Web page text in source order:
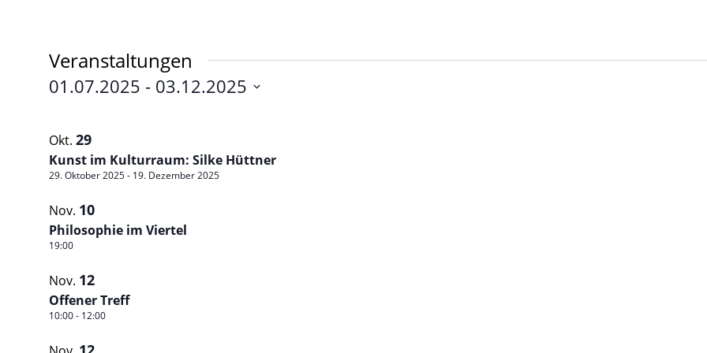
Veranstaltungen
01.07.2025 - 03.12.2025
of
Veranstaltungen
in
Photo
View
Okt. 29
Kunst im Kulturraum: Silke Hüttner
29. Oktober 2025- 19. Dezember 2025
Nov. 10
Philosophie im Viertel
19:00
Nov. 12
Offener Treff
10:00- 12:00